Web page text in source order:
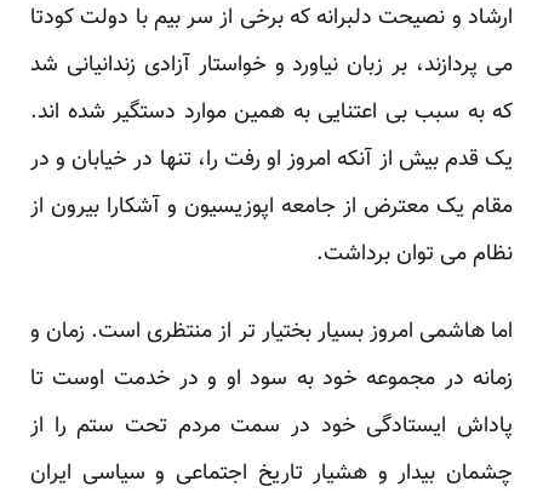
ارشاد و نصیحت دلبرانه که برخی از سر بیم با دولت کودتا
می پردازند، بر زبان نیاورد و خواستار آزادی زندانیانی شد
که به سبب بی اعتنایی به همین موارد دستگیر شده اند.
یک قدم بیش از آنکه امروز او رفت را، تنها در خیابان و در
مقام یک معترض از جامعه اپوزیسیون و آشکارا بیرون از
نظام می توان برداشت.
اما هاشمی امروز بسیار بختیار تر از منتظری است. زمان و
زمانه در مجموعه خود به سود او و در خدمت اوست تا
پاداش ایستادگی خود در سمت مردم تحت ستم را از
چشمان بیدار و هشیار تاریخ اجتماعی و سیاسی ایران